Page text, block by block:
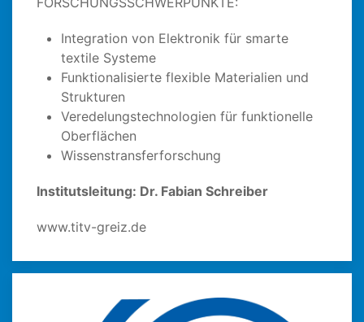
Integration von Elektronik für smarte
textile Systeme
Funktionalisierte flexible Materialien und
Strukturen
Veredelungstechnologien für funktionelle
Oberflächen
Wissenstransferforschung
Institutsleitung: Dr. Fabian Schreiber
www.titv-greiz.de